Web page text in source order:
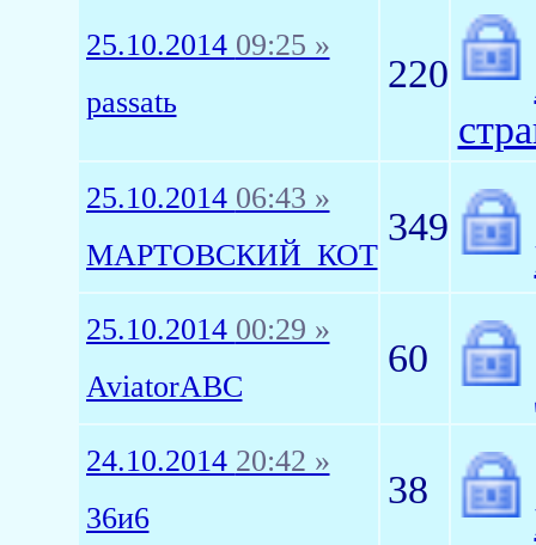
25.10.2014 09:25 »
passatь
220
25.10.2014 06:43 »
МАРТОВСКИЙ_КОТ
349
25.10.2014 00:29 »
AviatorABC
60
24.10.2014 20:42 »
36и6
38